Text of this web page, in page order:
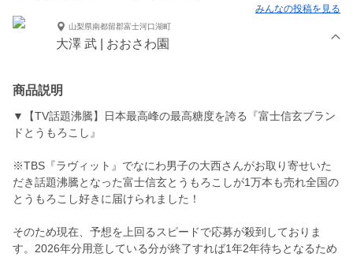
みんなの投稿を見る
山梨県南都留郡富士河口湖町
大澤 武 | おおさわ園
商品説明
▼【TV話題沸騰】日本最高峰の最高糖度を誇る『富士信玄ブラン
ドとうもろこし』
※TBS『ラヴィット』でなにわ男子の大西さんがお取り寄せいた
だき話題沸騰となった富士信玄とうもろこしが1万本も売れ全国の
とうもろこし好きに届けられました！
そのため現在、予想を上回るスピードで応募が殺到しておりま
す。2026年分用意している分が終了すれば1年2年待ちとなるため